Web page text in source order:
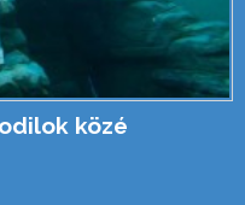
közé